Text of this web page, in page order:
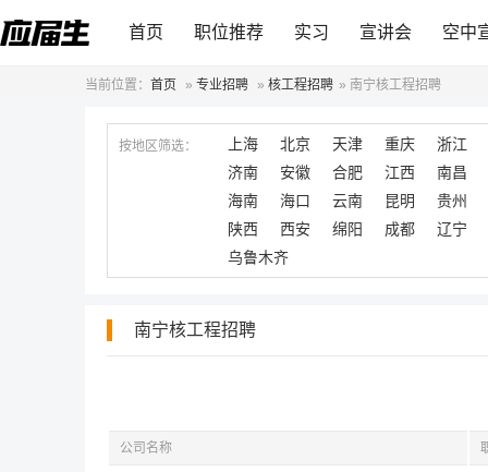
首页 职位推荐 实习 宣讲会 空中
当前位置： 首页 » 专业招聘 » 核工程招聘 » 南宁核工程招聘
按地区筛选： 上海 北京 天津 重庆
浙江
济南
安徽 合肥 江西
南昌
海南
海口 云南 昆明
贵州
陕西
西安 绵阳 成都
辽宁
乌鲁木齐
南宁核工程招聘
公司名称